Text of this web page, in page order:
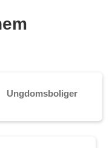
Ungdomsboliger